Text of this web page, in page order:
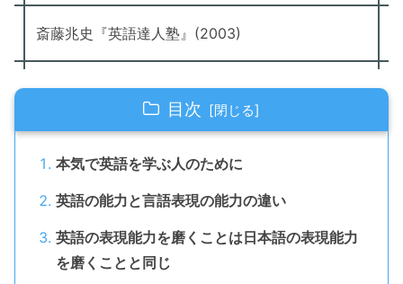
斎藤兆史『英語達人塾』(2003)
目次
本気で英語を学ぶ人のために
英語の能力と言語表現の能力の違い
英語の表現能力を磨くことは日本語の表現能力
を磨くことと同じ